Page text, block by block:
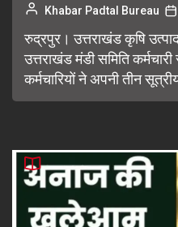
Khabar Padtal Bureau
रुद्रपुर। उत्तराखंड कृषि
उत्तराखंड मंडी समिति
कर्मचारियों ने अपनी तीन